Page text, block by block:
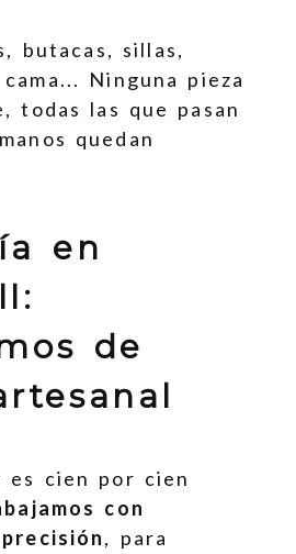
butacas, sillas,
Ninguna pieza
todas las que pasan
quedan
en
de
es cien por cien
con
, para